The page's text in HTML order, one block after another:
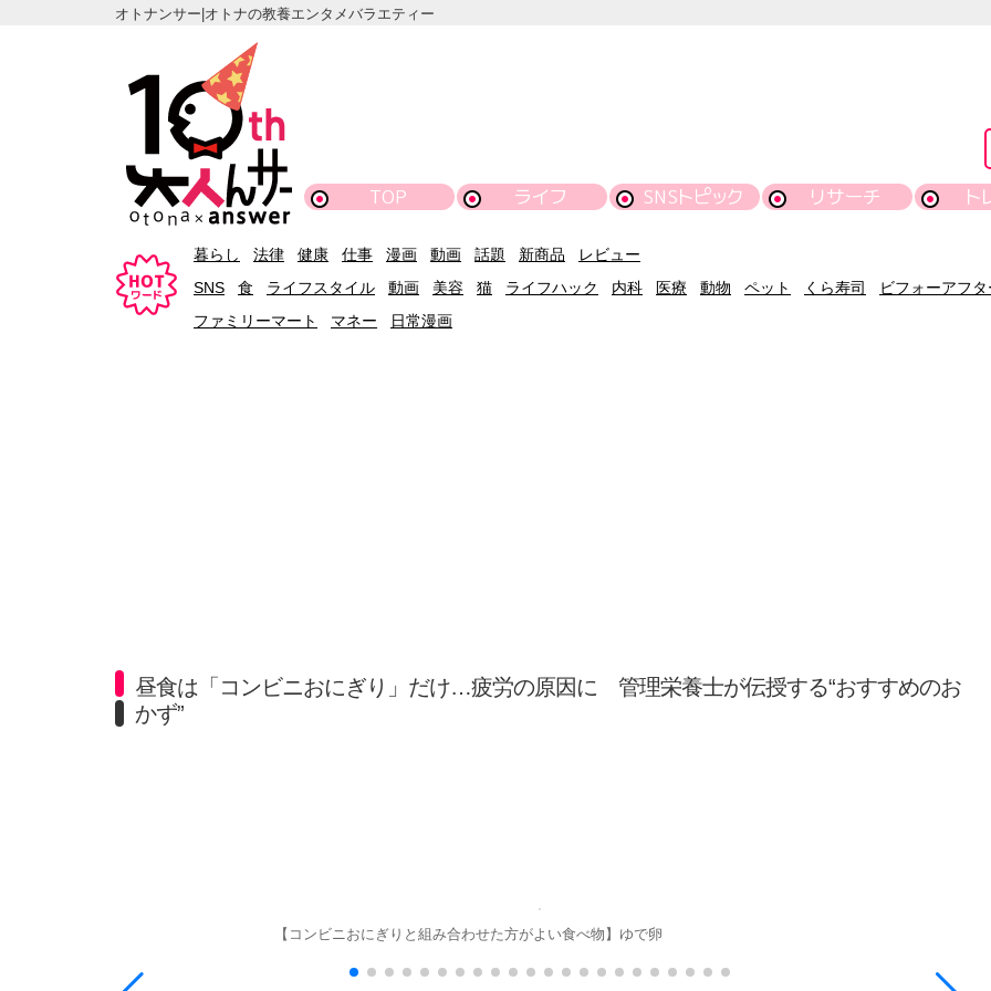
オトナンサー|オトナの教養エンタメバラエティー
TOP ライフ SNSトピック リサーチ ト
暮らし 法律 健康 仕事 漫画 動画 話題 新商品
レビュー
SNS
食 ライフスタイル 動画 美容 猫 ライフハック 内科 医療 動物 ペット くら寿司 ビフォーアフタ
ファミリーマート
マネー 日常漫画
昼食は「コンビニおにぎり」だけ…疲労の原因に 管理栄養士が伝授する“おすすめのお
かず”
【コンビニおにぎりと組み合わせた方がよい食べ物】ゆで卵